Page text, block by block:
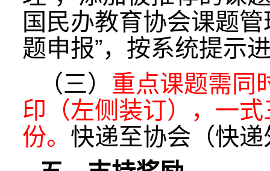
国民办教育协会课题
题申报”，按系统提示
（三） 重点课题需同
印（左侧装订），一
份。 快递至协会（快递